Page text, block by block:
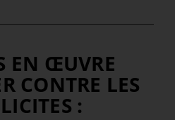
EN ŒUVRE
CONTRE LES
: